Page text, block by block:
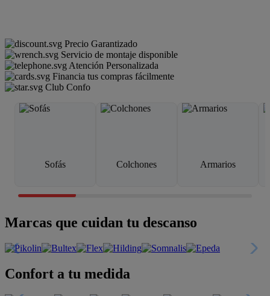
Precio Garantizado
Servicio de montaje disponible
Atención Personalizada
Financia tus compras fácilmente
Club Confo
Sofás Colchones Armarios
Marcas que cuidan tu descanso
Confort a tu medida